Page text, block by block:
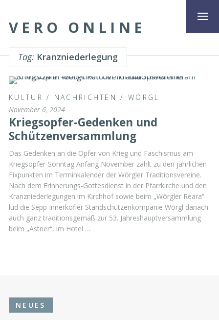
VERO ONLINE
Tag: Kranzniederlegung
KULTUR / NACHRICHTEN /WÖRGL
November 6, 2024
Kriegsopfer-Gedenken und
Schützenversammlung
Das Gedenken an die Opfer von Krieg und Faschismus am
Kriegsopfer-Sonntag Anfang November zählt zu den jährlichen
Fixpunkten im Terminkalender der Wörgler Traditionsvereine.
Nach dem Erinnerungs-Gottesdienst in der Pfarrkirche und den
Kranzniederlegungen im Kirchhof sowie beim „Wörgler Reara“
lud die Sepp Innerkofler Standschützenkompanie Wörgl danach
auch ganz traditionsgemäß zur 53. Jahreshauptversammlung
beim „Astner“, im Hotel …
NEUES